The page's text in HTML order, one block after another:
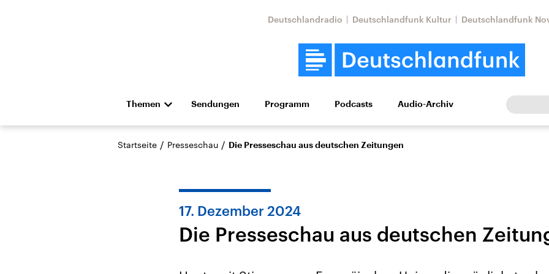
Deutschlandradio Deutschlandfunk Kultur Deutschlandfunk
Themen
Die Nachrichten Politik Wirtschaft Wissen Kultur Europa
Hörspiel und Feature Musik
Sendungen Programm Podcasts Audio-Archiv
Startseite / Presseschau / Die Presseschau aus deutschen Zeitungen
17. Dezember 2024
Die Presseschau aus deutschen